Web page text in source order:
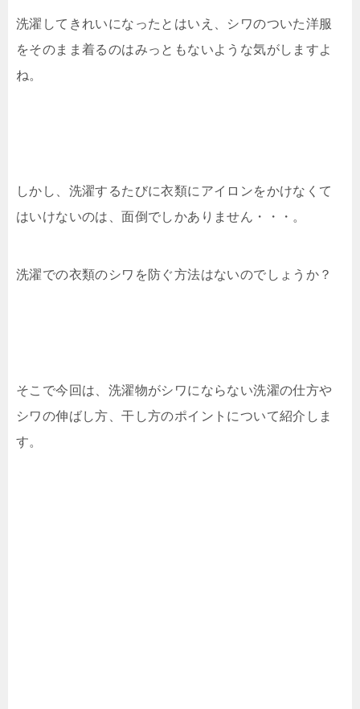
洗濯してきれいになったとはいえ、シワのついた洋服
をそのまま着るのはみっともないような気がしますよ
ね。
しかし、洗濯するたびに衣類にアイロンをかけなくて
はいけないのは、面倒でしかありません・・・。
洗濯での衣類のシワを防ぐ方法はないのでしょうか？
そこで今回は、洗濯物がシワにならない洗濯の仕方や
シワの伸ばし方、干し方のポイントについて紹介しま
す。